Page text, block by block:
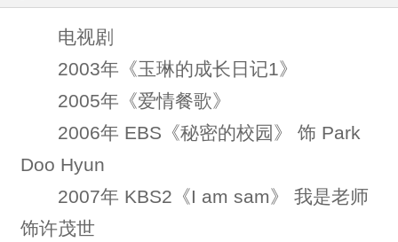
电视剧
2003年《玉琳的成长日记1》
2005年《爱情餐歌》
2006年 EBS《秘密的校园》 饰 Park
Doo Hyun
2007年 KBS2《I am sam》 我是老师
饰许茂世